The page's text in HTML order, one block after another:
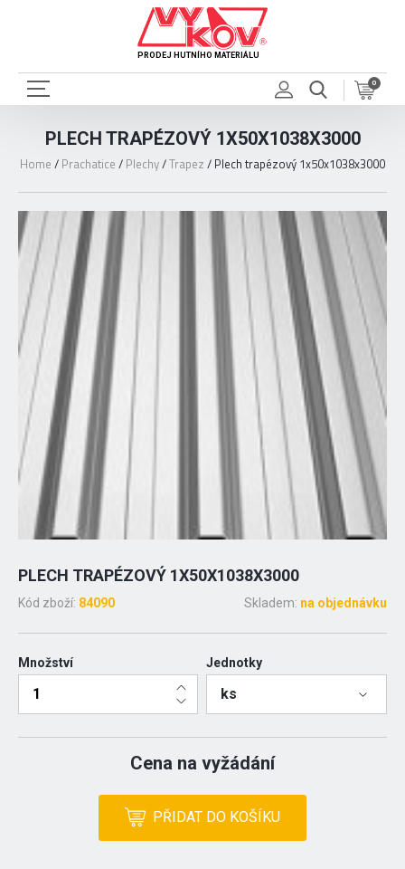
PRODEJ HUTNÍHO MATERIÁLU
0
PLECH TRAPÉZOVÝ 1X50X1038X3000
Home / Prachatice / Plechy/Trapez / Plech trapézový 1x50x1038x3000
PLECH TRAPÉZOVÝ 1X50X1038X3000
Kód zboží: 84090 Skladem: na objednávku
Množství Jednotky
ks
Cena na vyžádání
PŘIDAT DO KOŠÍKU